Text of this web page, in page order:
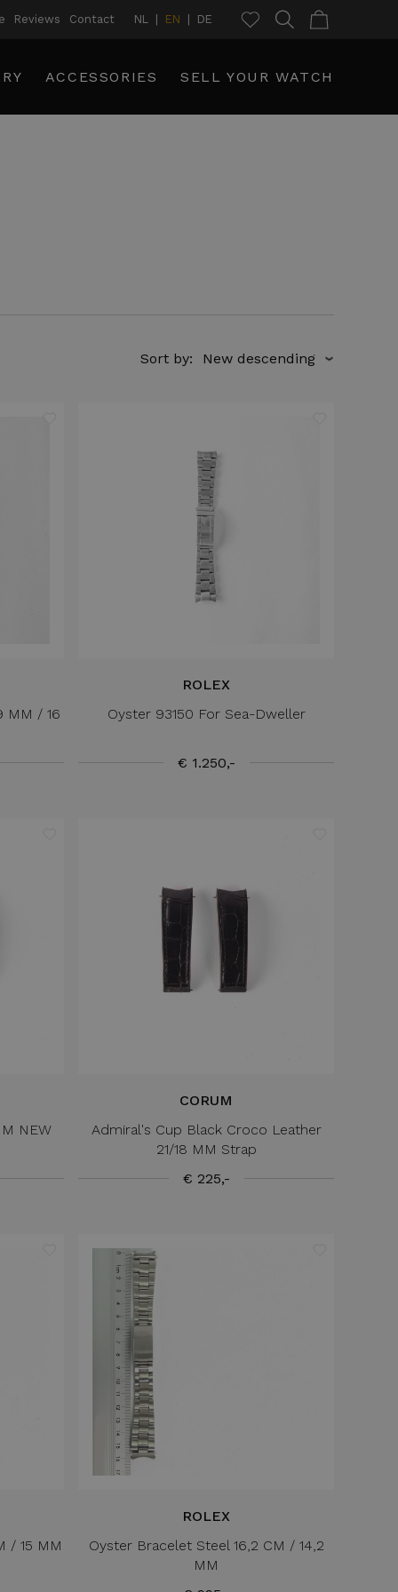
Reviews Contact NL EN DE
ACCESSORIES SELL YOUR WATCH
Sort by: ›
MM / 16
ROLEX
Oyster 93150 For Sea-Dweller
€ 1.250,-
NEW
CORUM
Admiral's Cup Black Croco Leather
21/18 MM Strap
€ 225,-
/ 15 MM
ROLEX
Oyster Bracelet Steel 16,2 CM / 14,2
MM